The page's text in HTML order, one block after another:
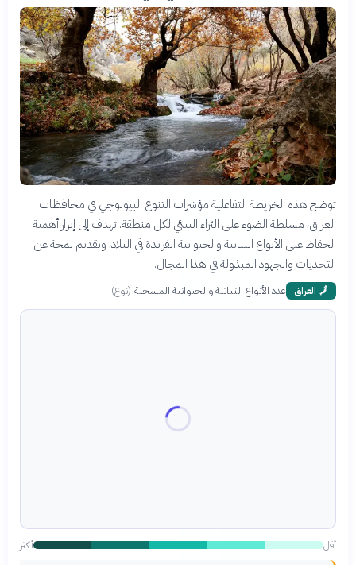
توضح هذه الخريطة التفاعلية مؤشرات التنوع البيولوجي في محافظات
العراق، مسلطة الضوء على الثراء البيئي لكل منطقة. تهدف إلى إبراز أهمية
الحفاظ على الأنواع النباتية والحيوانية الفريدة في البلاد، وتقديم لمحة عن
التحديات والجهود المبذولة في هذا المجال.
🗾 العراق عدد الأنواع النباتية والحيوانية المسجلة (نوع)
أقل أكثر